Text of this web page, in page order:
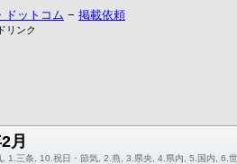
ドットコム − 掲載依頼
リンク
月
, 1.三条, 10.祝日・節気, 2.燕, 3.県央, 4.県内, 5.国内, 6.